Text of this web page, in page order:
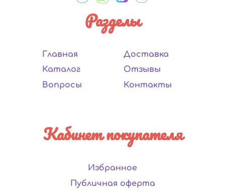
Разделы
Главная
Каталог
Вопросы
Доставка
Отзывы
Контакты
Кабинет покупателя
Избранное
Публичная оферта